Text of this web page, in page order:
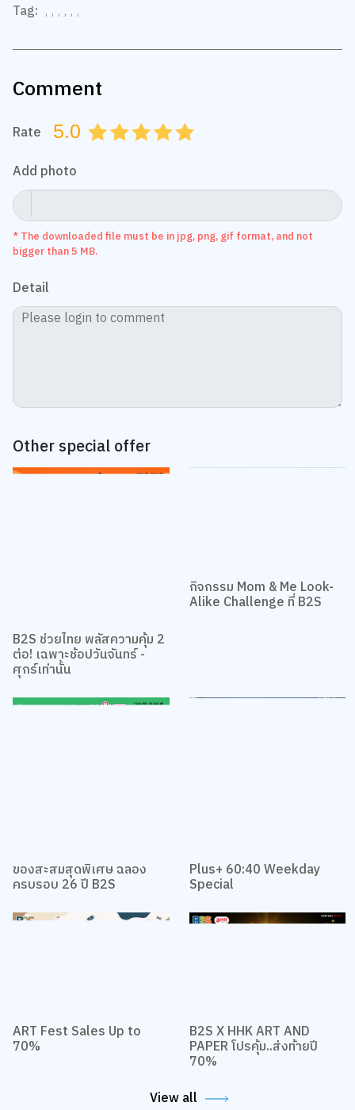
Tag: , , , , , ,
Comment
Rate 5.0 4.5
4.0
3.5
3.0
2.5
2.0
1.5
1.0
0.5
Add photo
* The downloaded file must be in jpg, png, gif format, and not
bigger than 5 MB.
Detail
Other special offer
B2S ช่วยไทย พลัสความคุ้ม 2
ต่อ! เฉพาะช้อปวันจันทร์ -
ศุกร์เท่านั้น
กิจกรรม Mom & Me Look-
ครบรอบ 26 ปี B2S
Plus+ 60:40 Weekday
Special
B2S X HHK ART AND
70%